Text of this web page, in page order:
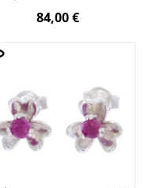
84,00 €